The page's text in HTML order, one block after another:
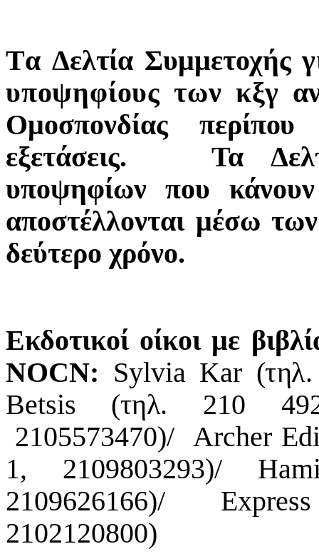
Τα Δελτία Συμμετοχής
υποψηφίους των κξγ
Ομοσπονδίας περίπου
εξετάσεις.
Τα
υποψηφίων που
αποστέλλονται μέσω
δεύτερο χρόνο.
Εκδοτικοί οίκοι με βι
NOCN: Sylvia Kar (τηλ.
Betsis (τηλ. 210 49
2105573470)/ Archer Ed
1, 2109803293)/ Ham
2109626166)/ Expres
2102120800)